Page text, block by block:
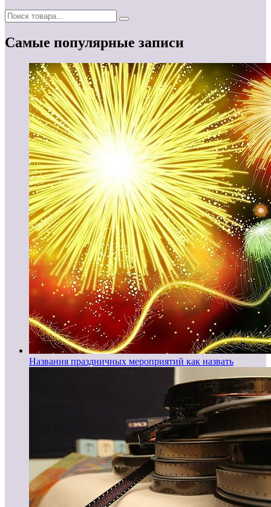
Самые популярные записи
Названия праздничных мероприятий как назвать